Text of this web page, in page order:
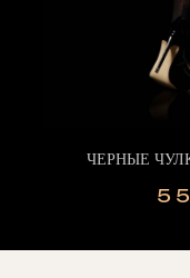
ЧЕРНЫЕ
5